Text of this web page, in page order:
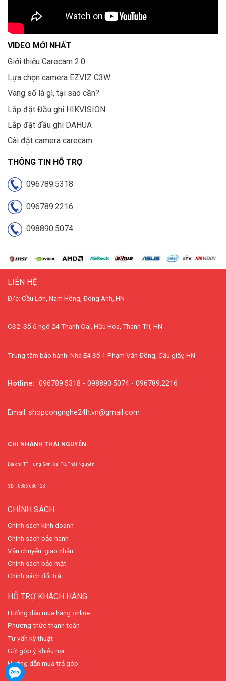
VIDEO MỚI NHẤT
Giới thiệu Carecam 2.0
Lựa chọn camera EZVIZ C3W
Vang số là gì, tại sao cần?
Lắp đặt Đầu ghi HIKVISION
Lắp đặt đầu ghi DAHUA
Cài đặt camera carecam
THÔNG TIN HỖ TRỢ
096789.5318
096789.2216
098890.5074
LIÊN HỆ
Đ/c: Cầu Lớn, Nam Hồng, Đông Anh, HN
CS2: Số 6 ngõ 24 Thanh Oai, Hữu Hòa, Thanh Trì, HN
Trung tâm bảo hành: Nhà E4 Số 1 Phạm Văn Đồng, Cầu giấy, HN
Hotline: 096789.5318 - 098890.5074 - 096789.2216
Email: shopcongnghe24h.vn@gmail.com
CHI NHÁNH THÁI NGUYÊN:
Địa chỉ: TT Hùng Sơn, Đại Từ, Thái Nguyên
SĐT: 0386 636 123
CHÍNH SÁCH
Chính sách kinh doanh
Chính sách bảo hành
Vận chuyển, giao nhận
Chính sách bảo mật
Chính sách đổi trả
HỖ TRỢ KHÁCH HÀNG
Hướng dẫn mua hàng online
Phương thức thanh toán
Tư vấn kỹ thuật
Gửi góp ý, khiếu nại
Hướng dẫn mua trả góp